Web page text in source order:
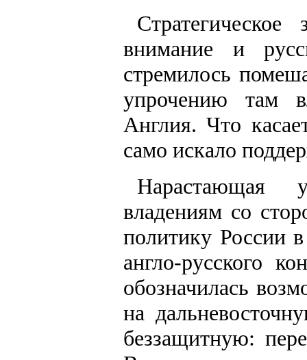
внимание и
стремилось
упрочению там
Англия. Что
само искало
Нарастающая
владениям со
политику России
англо-русского
обозначилась
на
беззащитную: